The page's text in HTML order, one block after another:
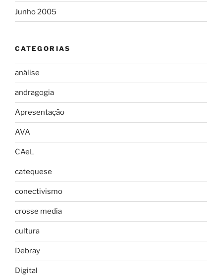
Junho 2005
CATEGORIAS
análise
andragogia
Apresentação
AVA
CAeL
catequese
conectivismo
crosse media
cultura
Debray
Digital